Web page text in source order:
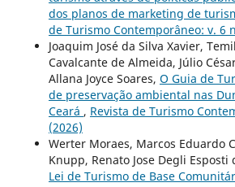
dos planos de marketing de
de Turismo Contemporâneo: v. 6
Joaquim José da Silva Xavier,
Cavalcante de Almeida, Júlio
Allana Joyce Soares, O Guia de
de preservação ambiental nas
Ceará , Revista de Turismo
(2026)
Werter Moraes, Marcos Eduardo
Knupp, Renato Jose Degli Esposti
Lei de Turismo de Base